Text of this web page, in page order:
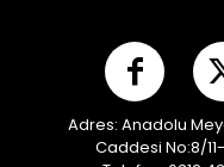
Adres: Anadolu
Caddesi No:8/